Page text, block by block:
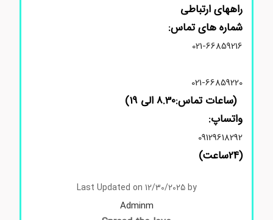
راههای ارتباطی
شماره های تماس:
021-66859216
021-66859220
(ساعات تماس:8.30 الی 19)
واتساپ:
09129618292
Last Updated on 12/30/2025 by
Adminm